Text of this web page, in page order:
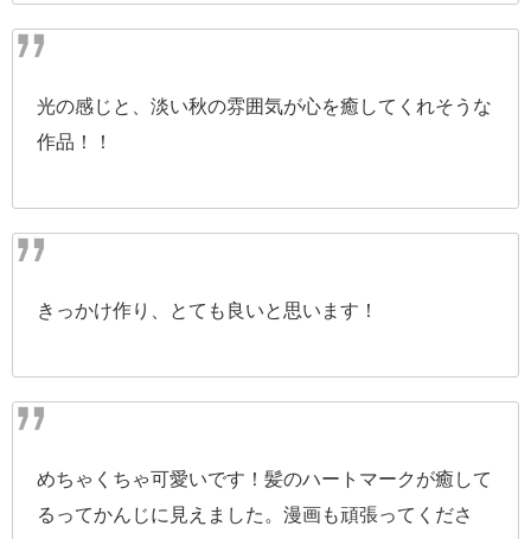
光の感じと、淡い秋の雰囲気が心を癒してくれそうな
作品！！
きっかけ作り、とても良いと思います！
めちゃくちゃ可愛いです！髪のハートマークが癒して
るってかんじに見えました。漫画も頑張ってくださ